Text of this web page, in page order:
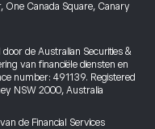
Canada Square, Canary
de Australian Securities &
van financiële diensten en
number: 491139. Registered
NSW 2000, Australia
de Financial Services